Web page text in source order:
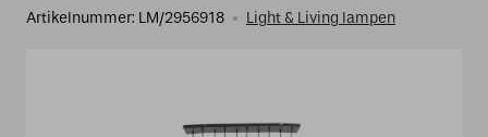
Artikelnummer: LM/2956918 Light & Living lampen